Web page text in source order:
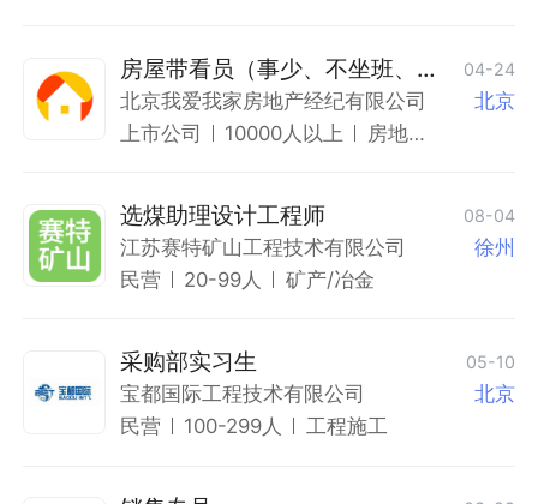
烟
酒
制
造
房屋带看员（事少、不坐班、时
间自由）
04-24
北京我爱我家房地产经纪有限公司
北京
上市公司
10000人以上
房地
选煤助理设计工程师 08-04
江苏赛特矿山工程技术有限公司
徐州
民营
20-99人 矿产/冶金
采购部实习生 05-10
宝都国际工程技术有限公司
北京
民营
100-299人 工程施工